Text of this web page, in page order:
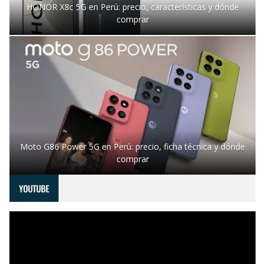
HONOR X8c 5G en Perú: precio, características y dónde
comprar
Moto G86 Power 5G en Perú: precio, ficha técnica y dónde
comprar
YOUTUBE